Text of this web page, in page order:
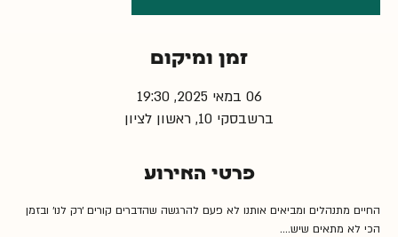
זמן ומיקום
06 במאי 2025, 19:30
ברשבסקי 10, ראשון לציון
פרטי האירוע
החיים מתנהלים ומביאים אותנו לא פעם להרגשה שהדברים קורים ׳רק לנו׳ ובזמן
הכי לא מתאים שיש....